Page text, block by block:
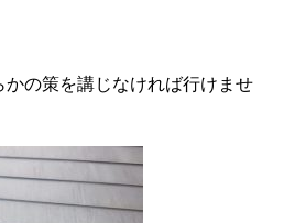
の策を講じなければ行けませ